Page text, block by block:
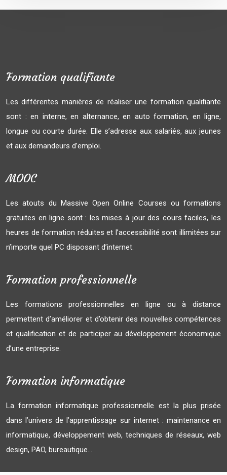
Formation qualifiante
Les différentes manières de réaliser une formation qualifiante
sont : en interne, en alternance, en auto formation, en ligne,
longue ou courte durée. Elle s’adresse aux salariés, aux jeunes
et aux demandeurs d’emploi.
MOOC
Les atouts du Massive Open Online Courses ou formations
gratuites en ligne sont : les mises à jour des cours faciles, les
heures de formation réduites et l’accessibilité sont illimitées sur
n’importe quel PC disposant d’internet.
Formation professionnelle
Les formations professionnelles en ligne ou à distance
permettent d’améliorer et d’obtenir des nouvelles compétences
et qualification et de participer au développement économique
d’une entreprise.
Formation informatique
La formation informatique professionnelle est la plus prisée
dans l’univers de l’apprentissage sur internet : maintenance en
informatique, développement web, techniques de réseaux, web
design, PAO, bureautique…